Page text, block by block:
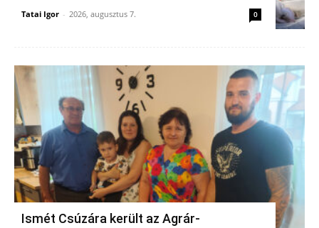
Tatai Igor - 2026, augusztus 7. 0
Ismét Csúzára került az Agrár-